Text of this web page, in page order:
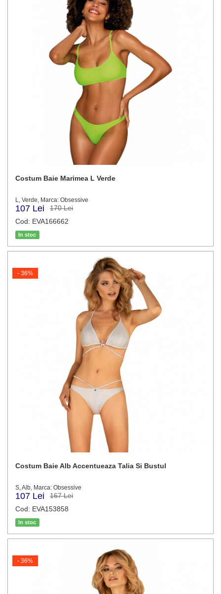
Costum Baie Marimea L Verde
L, Verde, Marca: Obsessive
107 Lei
170 Lei
Cod: EVA166662
In stoc
Costum Baie Alb Accentueaza Talia Si Bustul
S, Alb, Marca: Obsessive
107 Lei
167 Lei
Cod: EVA153858
In stoc
- 36%
- 36%